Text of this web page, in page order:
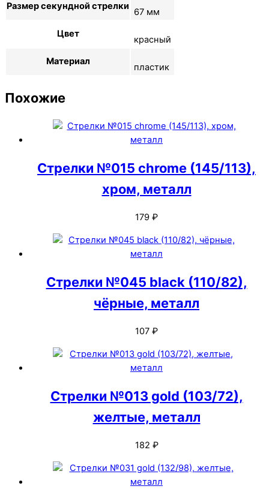
Размер секундной стрелки
67 мм
Цвет
красный
Материал
пластик
Похожие
Стрелки №015 chrome (145/113),
хром, металл
179 ₽
Стрелки №045 black (110/82),
чёрные, металл
107 ₽
Стрелки №013 gold (103/72),
желтые, металл
182 ₽